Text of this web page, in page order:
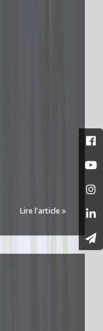
Lire l'article